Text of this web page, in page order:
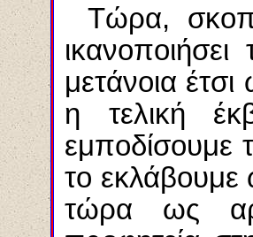
Τώρα,
μετάνοια
η τελική
εμποδίσουμε
το
τώρα ως